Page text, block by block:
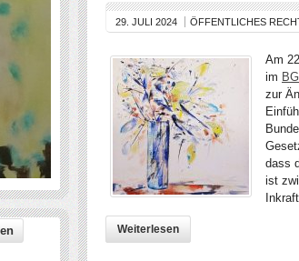
29. JULI 2024 ÖFFENTLICHES
Am
im
zur
dass
ist
Weiterlesen